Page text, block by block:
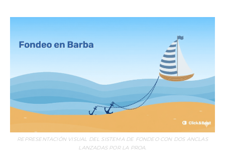
REPRESENTACIÓN VISUAL DEL SISTEMA DE FONDEO CON DOS ANCLAS
LANZADAS POR LA PROA.